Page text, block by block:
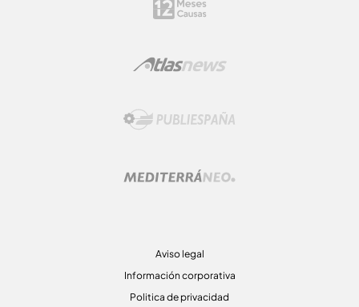
Aviso legal
Información corporativa
Politica de privacidad